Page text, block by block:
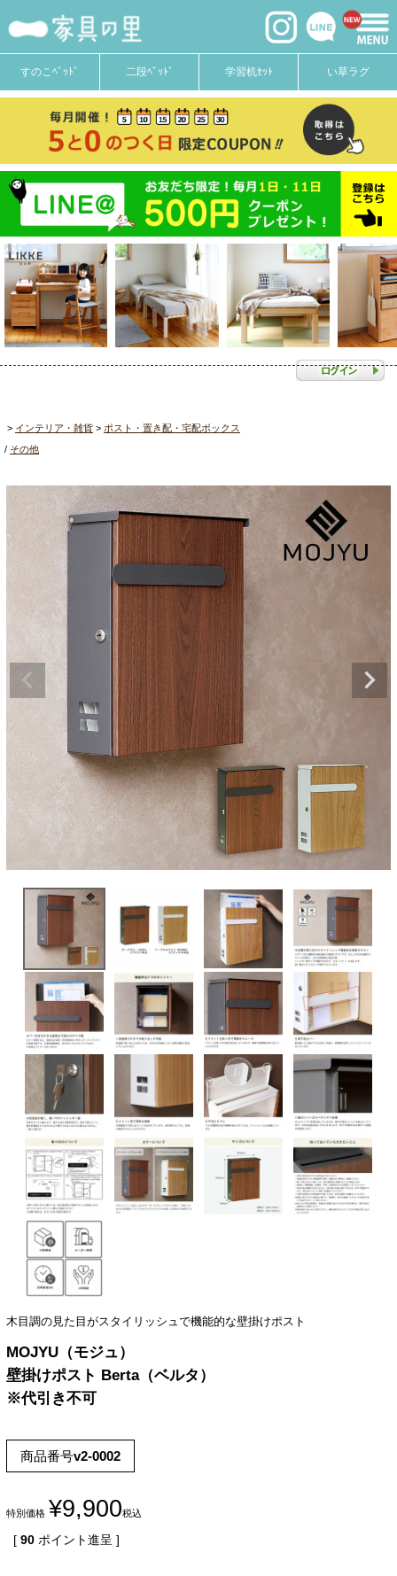
すのこﾍﾞｯﾄﾞ 二段ﾍﾞｯﾄﾞ 学習机ｾｯﾄ い草ラグ
インテリア・雑貨
ポスト・置き配・宅配ボックス
その他
木目調の見た目がスタイリッシュで機能的な壁掛けポスト
MOJYU（モジュ）
壁掛けポスト Berta（ベルタ）
※代引き不可
商品番号v2-0002
特別価格 ¥9,900税込
[ 90 ポイント進呈 ]